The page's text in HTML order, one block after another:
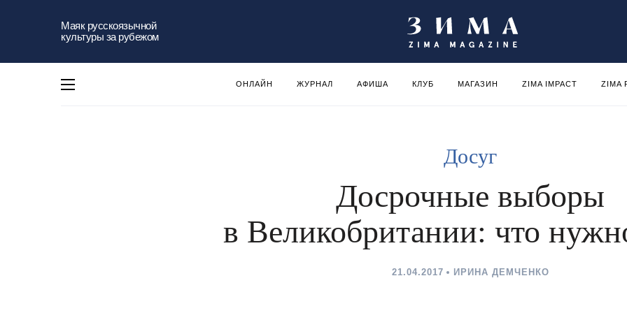
Маяк русскоязычной
культуры за рубежом
ОНЛАЙН ЖУРНАЛ АФИША КЛУБ МАГАЗИН ZIMA IMPACT ZIMA
Досуг
Досрочные выборы
в Великобритании: что
21.04.2017 ИРИНА ДЕМЧЕНКО